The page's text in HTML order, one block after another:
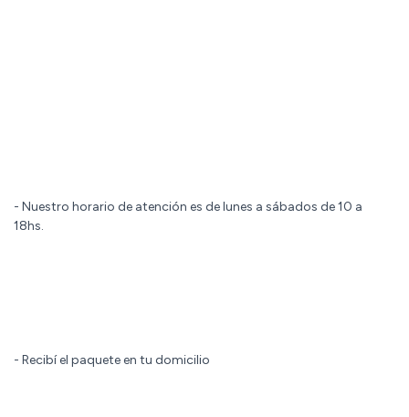
- Nuestro horario de atención es de lunes a sábados de 10 a
18hs.
- Recibí el paquete en tu domicilio